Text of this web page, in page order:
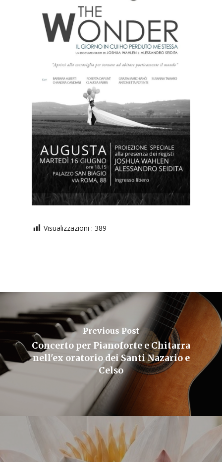
Visualizzazioni : 389
Previous Post
Concerto per Pianoforte e Chitarra
nell'ex oratorio dei Santi Nazario e
Celso